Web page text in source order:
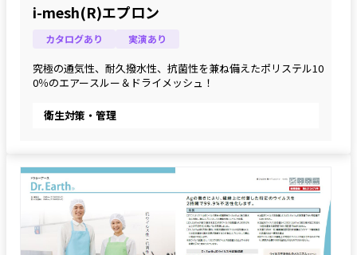
i-mesh(R)エプロン
カタログあり 実演あり
究極の通気性、耐久撥水性、抗菌性を兼ね備えたポリステル10
0％のエアースルー＆ドライメッシュ！
衛生対策・管理